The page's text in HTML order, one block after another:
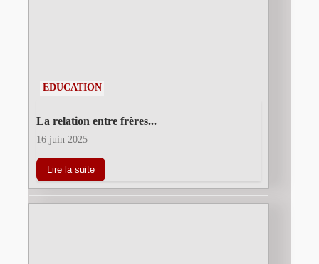
EDUCATION
La relation entre frères...
16 juin 2025
Lire la suite